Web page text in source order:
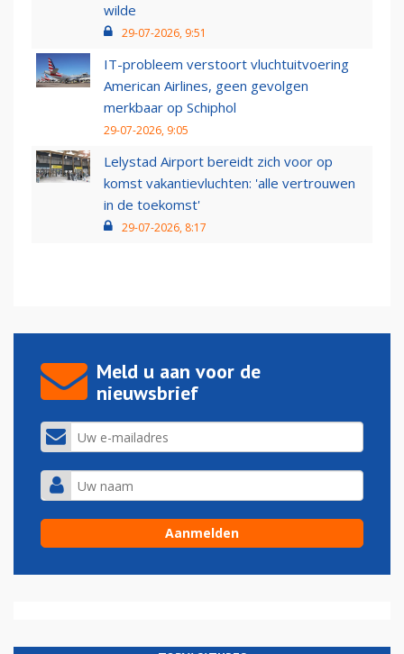
wilde
29-07-2026, 9:51
IT-probleem verstoort vluchtuitvoering
American Airlines, geen gevolgen
merkbaar op Schiphol
29-07-2026, 9:05
Lelystad Airport bereidt zich voor op
komst vakantievluchten: 'alle vertrouwen
in de toekomst'
29-07-2026, 8:17
Meld u aan voor de
nieuwsbrief